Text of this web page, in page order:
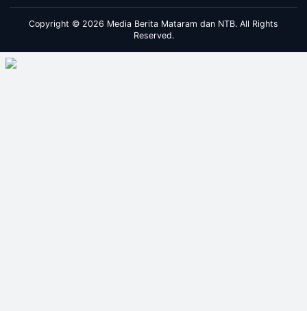
Copyright © 2026 Media Berita Mataram dan NTB. All Rights
Reserved.